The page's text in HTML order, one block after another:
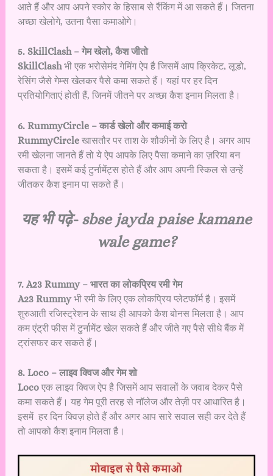
आते हैं और आप अपने स्कोर के हिसाब से रैंकिंग में आ सकते हैं। जितना
अच्छा खेलोगे, उतना पैसा कमाओगे।
5. SkillClash – गेम खेलो, कैश जीतो
SkillClashभी एक भरोसेमंद गेमिंग ऐप है जिसमें आप क्रिकेट, लूडो,
रेसिंग जैसे गेम्स खेलकर पैसे कमा सकते हैं। यहां पर हर दिन
प्रतियोगिताएं होती हैं, जिनमें जीतने पर अच्छा कैश इनाम मिलता है।
6. RummyCircle – कार्ड खेलो और कमाई करो
RummyCircleखासतौर पर ताश के शौकीनों के लिए है। अगर आप
रमी खेलना जानते हैं तो ये ऐप आपके लिए पैसा कमाने का ज़रिया बन
सकता है। इसमें कई टुर्नामेंट्स होते हैं और आप अपनी स्किल से उन्हें
जीतकर कैश इनाम पा सकते हैं।
यह भी पढ़े- sbse jayda paise kamane
wale game?
7. A23 Rummy – भारत का लोकप्रिय रमी गेम
A23 Rummyभी रमी के लिए एक लोकप्रिय प्लेटफॉर्म है। इसमें
शुरुआती रजिस्ट्रेशन के साथ ही आपको कैश बोनस मिलता है। आप
कम एंट्री फीस में टुर्नामेंट खेल सकते हैं और जीते गए पैसे सीधे बैंक में
ट्रांसफर कर सकते हैं।
8. Loco – लाइव क्विज और गेम शो
Locoएक लाइव क्विज ऐप है जिसमें आप सवालों के जवाब देकर पैसे
कमा सकते हैं। यह गेम पूरी तरह से नॉलेज और तेज़ी पर आधारित है।
इसमें हर दिन क्विज़ होते हैं और अगर आप सारे सवाल सही कर देते हैं
तो आपको कैश इनाम मिलता है।